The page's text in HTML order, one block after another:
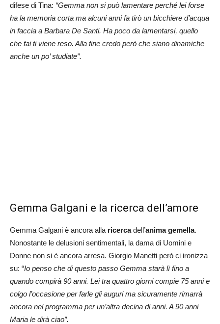
difese di Tina: “Gemma non si può lamentare perché lei forse
ha la memoria corta ma alcuni anni fa tirò un bicchiere d’acqua
in faccia a Barbara De Santi. Ha poco da lamentarsi, quello
che fai ti viene reso. Alla fine credo però che siano dinamiche
anche un po’ studiate”.
Gemma Galgani e la ricerca dell’amore
Gemma Galgani è ancora alla ricercadell’anima gemella.
Nonostante le delusioni sentimentali, la dama di Uomini e
Donne non si è ancora arresa. Giorgio Manetti però ci ironizza
su: “Io penso che di questo passo Gemma starà lì fino a
quando compirà 90 anni. Lei tra quattro giorni compie 75 anni e
colgo l’occasione per farle gli auguri ma sicuramente rimarrà
ancora nel programma per un’altra decina di anni. A 90 anni
Maria le dirà ciao”.